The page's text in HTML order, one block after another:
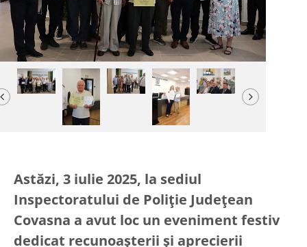
Previous Next
Astăzi, 3 iulie 2025, la sediul
Inspectoratului de Poliție Județean
Covasna a avut loc un eveniment festiv
dedicat recunoașterii și aprecierii